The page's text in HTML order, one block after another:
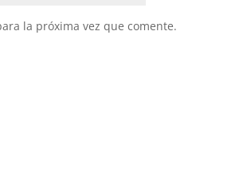
la próxima vez que comente.